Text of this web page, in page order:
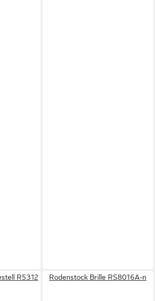
R5312
Rodenstock Brille RS8016A-n